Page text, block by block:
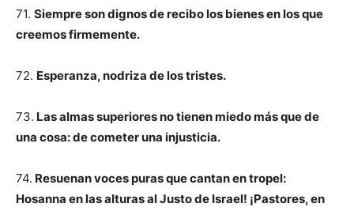
71. Siempre son dignos de recibo los bienes en los que
creemos firmemente.
72. Esperanza, nodriza de los tristes.
73. Las almas superiores no tienen miedo más que de
una cosa: de cometer una injusticia.
74. Resuenan voces puras que cantan en tropel:
Hosanna en las alturas al Justo de Israel! ¡Pastores, en